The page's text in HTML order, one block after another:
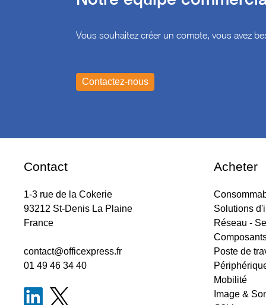
Vous souhaitez créer un compte, vous avez
Contact
1-3 rue de la Cokerie
93212 St-Denis La Plaine
France
contact@officexpress.fr
01 49 46 34 40
Acheter
Solutions
Réseau -
Poste de
Mobilité
Image &